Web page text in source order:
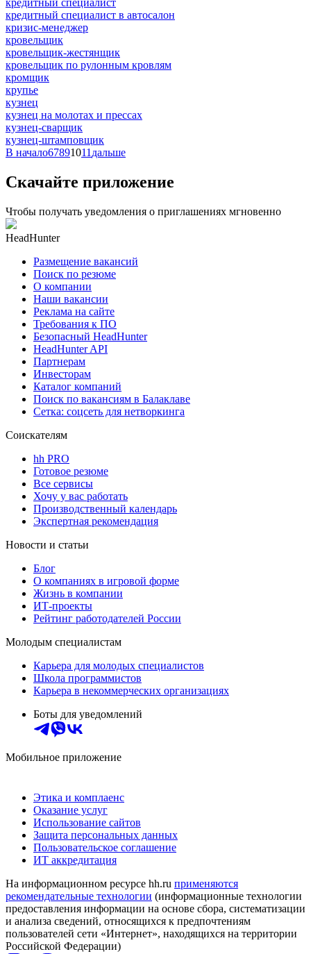
кредитный специалист в автосалон
кризис-менеджер
кровельщик
кровельщик-жестянщик
кровельщик по рулонным кровлям
кромщик
крупье
кузнец
кузнец на молотах и прессах
кузнец-сварщик
кузнец-штамповщик
В начало67891011 дальше
Скачайте приложение
Чтобы получать уведомления о приглашениях мгновенно
HeadHunter
Размещение вакансий
Поиск по резюме
О компании
Наши вакансии
Реклама на сайте
Требования к ПО
Безопасный HeadHunter
HeadHunter API
Партнерам
Инвесторам
Каталог компаний
Поиск по вакансиям в Балаклаве
Сетка: соцсеть для нетворкинга
Соискателям
hh PRO
Готовое резюме
Все сервисы
Хочу у вас работать
Производственный календарь
Экспертная рекомендация
Новости и статьи
Блог
О компаниях в игровой форме
Жизнь в компании
ИТ-проекты
Рейтинг работодателей России
Молодым специалистам
Карьера для молодых специалистов
Школа программистов
Карьера в некоммерческих организациях
Боты для уведомлений
Мобильное приложение
Этика и комплаенс
Оказание услуг
Использование сайтов
Защита персональных данных
Пользовательское соглашение
ИТ аккредитация
На информационном ресурсе hh.ru применяются
рекомендательные технологии (информационные технологии
предоставления информации на основе сбора, систематизации
и анализа сведений, относящихся к предпочтениям
пользователей сети «Интернет», находящихся на территории
Российской Федерации)